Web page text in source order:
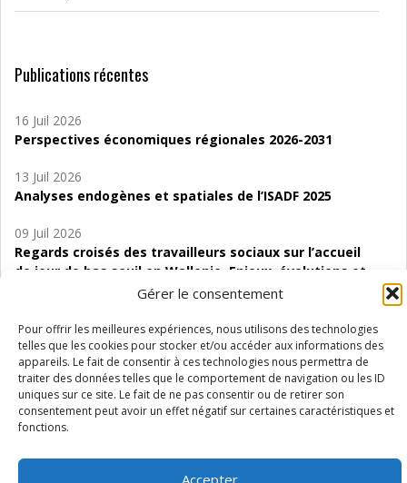
Gérer le consentement
Pour offrir les meilleures expériences, nous utilisons des technologies
telles que les cookies pour stocker et/ou accéder aux informations des
appareils. Le fait de consentir à ces technologies nous permettra de
traiter des données telles que le comportement de navigation ou les ID
uniques sur ce site. Le fait de ne pas consentir ou de retirer son
consentement peut avoir un effet négatif sur certaines caractéristiques et
fonctions.
Accepter
Publications récentes
16 Juil 2026
Perspectives économiques régionales 2026-2031
13 Juil 2026
Analyses endogènes et spatiales de l’ISADF 2025
09 Juil 2026
Regards croisés des travailleurs sociaux sur l’accueil
de jour de bas seuil en Wallonie. Enjeux, évolutions et
06 Juil 2026
Étude d’évaluabilité des Structures
d’accompagnement à l’autocréation d’emploi (SAACE)
01 Juil 2026
Pénurie du personnel infirmier :quels indicateurs
Wallonie ?